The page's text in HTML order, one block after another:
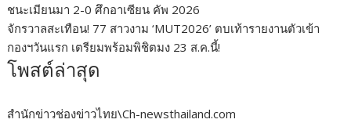
ชนะเมียนมา 2-0 ศึกอาเซียน คัพ 2026
จักรวาลสะเทือน! 77 สาวงาม ‘MUT2026’ ตบเท้ารายงานตัวเข้า
กองฯวันแรก เตรียมพร้อมพิชิตมง 23 ส.ค.นี้!
โพสต์ล่าสุด
สำนักข่าวช่องข่าวไทย\Ch-newsthailand.com